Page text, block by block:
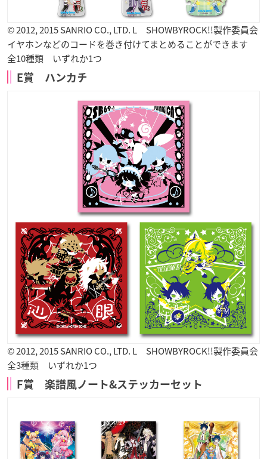
© 2012, 2015 SANRIO CO., LTD. L SHOWBYROCK!!製作委員会
イヤホンなどのコードを巻き付けてまとめることができます
全10種類 いずれか1つ
E賞 ハンカチ
© 2012, 2015 SANRIO CO., LTD. L SHOWBYROCK!!製作委員会
全3種類 いずれか1つ
F賞 楽譜風ノート&ステッカーセット